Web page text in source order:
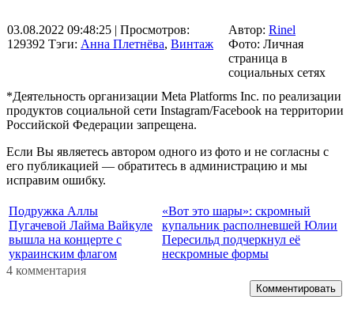
03.08.2022 09:48:25 | Просмотров:
129392 Тэги: Анна Плетнёва, Винтаж
Автор: Rinel
Фото: Личная
страница в
социальных сетях
*Деятельность организации Meta Platforms Inc. по реализации
продуктов социальной сети Instagram/Facebook на территории
Российской Федерации запрещена.
Если Вы являетесь автором одного из фото и не согласны с
его публикацией — обратитесь в администрацию и мы
исправим ошибку.
Подружка Аллы
Пугачевой Лайма Вайкуле
вышла на концерте с
украинским флагом
«Вот это шары»: скромный
купальник располневшей Юлии
Пересильд подчеркнул её
нескромные формы
4 комментария
Комментировать